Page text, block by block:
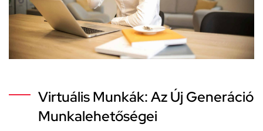
Virtuális Munkák: Az Új Generáció
Munkalehetőségei